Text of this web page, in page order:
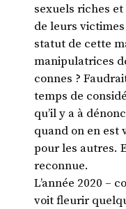
sexuels riches
de leurs
statut de cette
manipulatrices
connes ?
temps de
qu’il y a à
quand on en est
pour les autres.
reconnue.
L’année 2020 –
voit fleurir